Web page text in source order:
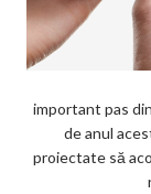
important pas
de anul
proiectate să